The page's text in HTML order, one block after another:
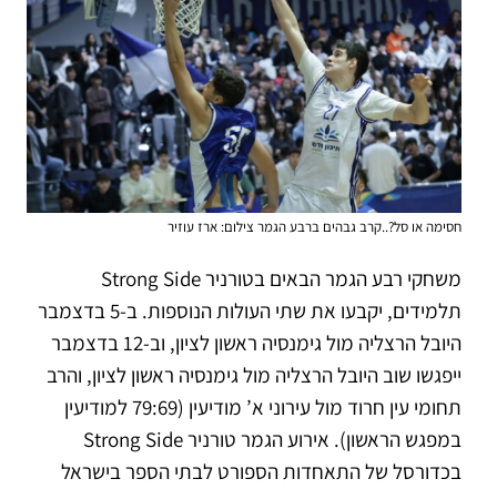
חסימה או סל?..קרב גבהים ברבע הגמר צילום: ארז עוזיר
משחקי רבע הגמר הבאים בטורניר Strong Side
תלמידים, יקבעו את שתי העולות הנוספות. ב-5 בדצמבר
היובל הרצליה מול גימנסיה ראשון לציון, וב-12 בדצמבר
ייפגשו שוב היובל הרצליה מול גימנסיה ראשון לציון, והרב
תחומי עין חרוד מול עירוני א’ מודיעין (79:69 למודיעין
במפגש הראשון). אירוע הגמר טורניר Strong Side
בכדורסל של התאחדות הספורט לבתי הספר בישראל